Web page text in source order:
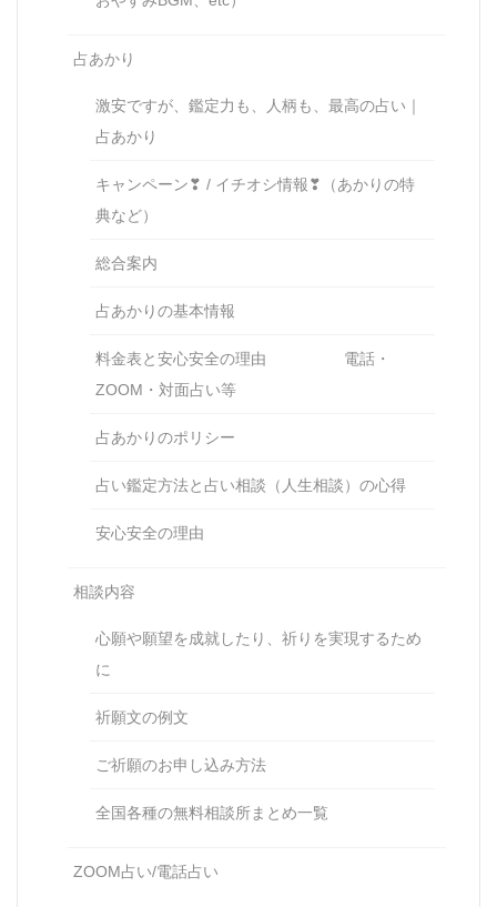
占あかり
激安ですが、鑑定力も、人柄も、最高の占い｜
占あかり
キャンペーン❣ / イチオシ情報❣（あかりの特
典など）
総合案内
占あかりの基本情報
料金表と安心安全の理由 電話・
ZOOM・対面占い等
占あかりのポリシー
占い鑑定方法と占い相談（人生相談）の心得
安心安全の理由
相談内容
心願や願望を成就したり、祈りを実現するため
に
祈願文の例文
ご祈願のお申し込み方法
全国各種の無料相談所まとめ一覧
ZOOM占い/電話占い